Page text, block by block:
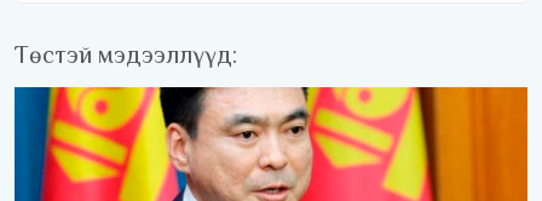
Төстэй мэдээллүүд: